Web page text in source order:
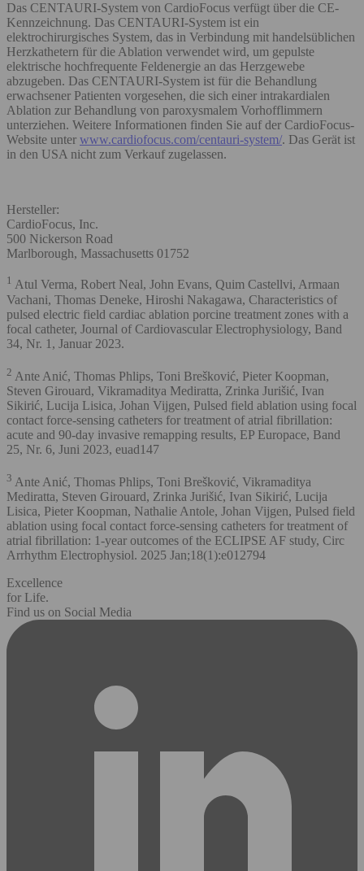
Das CENTAURI-System von CardioFocus verfügt über die CE-
Kennzeichnung. Das CENTAURI-System ist ein
elektrochirurgisches System, das in Verbindung mit handelsüblichen
Herzkathetern für die Ablation verwendet wird, um gepulste
elektrische hochfrequente Feldenergie an das Herzgewebe
abzugeben. Das CENTAURI-System ist für die Behandlung
erwachsener Patienten vorgesehen, die sich einer intrakardialen
Ablation zur Behandlung von paroxysmalem Vorhofflimmern
unterziehen. Weitere Informationen finden Sie auf der CardioFocus-
Website unter www.cardiofocus.com/centauri-system/. Das Gerät ist
in den USA nicht zum Verkauf zugelassen.
Hersteller:
CardioFocus, Inc.
500 Nickerson Road
Marlborough, Massachusetts 01752
1 Atul Verma, Robert Neal, John Evans, Quim Castellvi, Armaan
Vachani, Thomas Deneke, Hiroshi Nakagawa, Characteristics of
pulsed electric field cardiac ablation porcine treatment zones with a
focal catheter, Journal of Cardiovascular Electrophysiology, Band
34, Nr. 1, Januar 2023.
2 Ante Anić, Thomas Phlips, Toni Brešković, Pieter Koopman,
Steven Girouard, Vikramaditya Mediratta, Zrinka Jurišić, Ivan
Sikirić, Lucija Lisica, Johan Vijgen, Pulsed field ablation using focal
contact force-sensing catheters for treatment of atrial fibrillation:
acute and 90-day invasive remapping results, EP Europace, Band
25, Nr. 6, Juni 2023, euad147
3 Ante Anić, Thomas Phlips, Toni Brešković, Vikramaditya
Mediratta, Steven Girouard, Zrinka Jurišić, Ivan Sikirić, Lucija
Lisica, Pieter Koopman, Nathalie Antole, Johan Vijgen, Pulsed field
ablation using focal contact force-sensing catheters for treatment of
atrial fibrillation: 1-year outcomes of the ECLIPSE AF study, Circ
Arrhythm Electrophysiol. 2025 Jan;18(1):e012794
Excellence
for Life.
Find us on Social Media